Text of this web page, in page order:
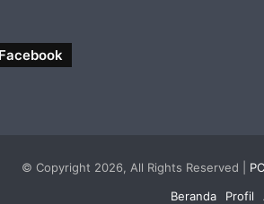
© Copyright 2026, All Rights Reserved |
Beranda
Profil